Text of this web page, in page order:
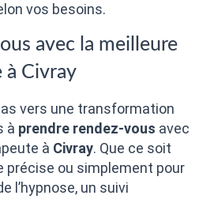
vos besoins.
avec la meilleure
à Civray
vers une transformation
à prendre rendez-vous avec
à Civray. Que ce soit
précise ou simplement pour
l’hypnose, un suivi